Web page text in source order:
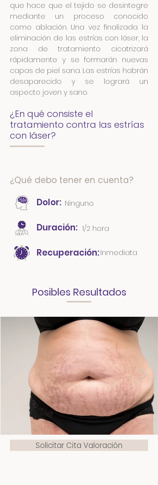
que hace que el tejido se desintegre
mediante un proceso conocido
como ablación. Una vez finalizada la
eliminación de las estrías con láser, la
zona de tratamiento cicatrizará
rápidamente y se formarán nuevas
capas de piel sana. Las estrías habrán
desaparecido y se logrará un
aspecto joven y sano.
¿En qué consiste el
tratamiento contra las estrías
con láser?
¿Qué debo tener en cuenta?
Dolor: Ninguno
Duración: 1/2 hora
Recuperación:Inmediata
Posibles Resultados
Solicitar Cita Valoración